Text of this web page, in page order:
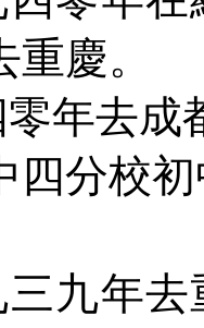
慶。
年去成
四分校
三九年